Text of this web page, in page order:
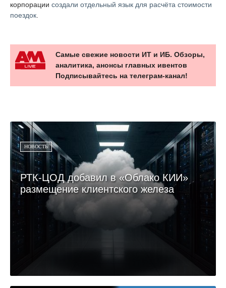
корпорации создали отдельный язык для расчёта стоимости
поездок
Самые свежие новости ИТ и ИБ. Обзоры,
аналитика, анонсы главных ивентов
Подписывайтесь на телеграм-канал!
НОВОСТЬ
РТК-ЦОД добавил в «Облако КИИ»
размещение клиентского железа